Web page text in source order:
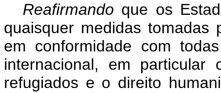
Reafirmando que os
quaisquer medidas tomadas
em conformidade com
internacional, em
refugiados e o direito